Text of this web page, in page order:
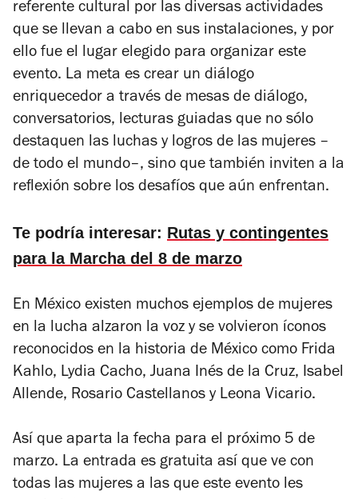
referente cultural por las diversas actividades
que se llevan a cabo en sus instalaciones, y por
ello fue el lugar elegido para organizar este
evento. La meta es crear un diálogo
enriquecedor a través de mesas de diálogo,
conversatorios, lecturas guiadas que no sólo
destaquen las luchas y logros de las mujeres –
de todo el mundo–, sino que también inviten a la
reflexión sobre los desafíos que aún enfrentan.
Te podría interesar: Rutas y contingentes
para la Marcha del 8 de marzo
En México existen muchos ejemplos de mujeres
en la lucha alzaron la voz y se volvieron íconos
reconocidos en la historia de México como Frida
Kahlo, Lydia Cacho, Juana Inés de la Cruz, Isabel
Allende, Rosario Castellanos y Leona Vicario.
Así que aparta la fecha para el próximo 5 de
marzo. La entrada es gratuita así que ve con
todas las mujeres a las que este evento les